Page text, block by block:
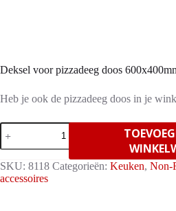
Deksel voor pizzadeeg doos
Heb je ook de pizzadeeg doos in je
Deksel
voor
pizzadeeg
doos
600x400mm
aantal
SKU: 8118 Categorieën: Keuken, Non-
accessoires